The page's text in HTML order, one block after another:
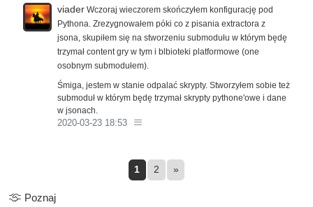
Androidzie nie zadziała. Kontynuuje research, wychodzi na to,
że muszę sobie skompilować cpythona na platformy, które mi
się podobają i przez JNI zintegrować. Dodatkowo muszę
pokazać ścieżkę gdzie będą podstawowe pliki Pythona.
Skompilowałem Pythona, szukam obsługi w wtyczce
gradle'owej java do JNI (typu generowanie headerów). Nie
ma czegoś takiego, ogólnie zwykła wtyczka gradle'owa od
javy nawet nie ogarnia podpięcia projektu z cmake'm (na
skompilowana biblioteke pod mój moduł core'owy i wszystko
lokalnie działa. Szukam czy jest standardowy mechanizm do
mechanizmu, patrzę jak to robią inni, ręcznie wypakowywanie
viader Wczoraj wieczorem skończyłem konfigurację pod
Pythona. Zrezygnowałem póki co z pisania extractora z
jsona, skupiłem się na stworzeniu submodułu w którym będę
trzymał content gry w tym i blbioteki platformowe (one
osobnym submodułem).
Śmiga, jestem w stanie odpalać skrypty. Stworzyłem sobie też
submoduł w którym będę trzymał skrypty pythone'owe i dane
w jsonach.
2020-03-23 18:53
1 2 »
Poznaj